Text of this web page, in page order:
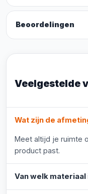
Beoordelingen
Veelgestelde
Wat zijn de
Meet altijd je ruimte
product past.
Van welk